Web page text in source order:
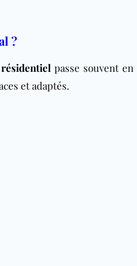
?
passe souvent en
et adaptés.